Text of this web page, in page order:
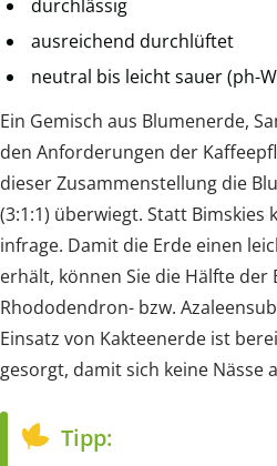
durchlässig
ausreichend durchlüftet
neutral bis leicht sauer (ph-
Ein Gemisch aus Blumenerde,
den Anforderungen der
dieser Zusammenstellung die
(3:1:1) überwiegt. Statt
infrage. Damit die Erde einen
erhält, können Sie die Hälfte
Rhododendron- bzw.
Einsatz von Kakteenerde ist
gesorgt, damit sich keine Nässe
Tipp: